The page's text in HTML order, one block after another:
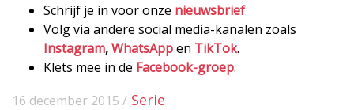
Schrijf je in voor onze nieuwsbrief
Volg via andere social media-kanalen zoals
Instagram,WhatsAppen TikTok.
Klets mee in de Facebook-groep.
16 december 2015 / Serie